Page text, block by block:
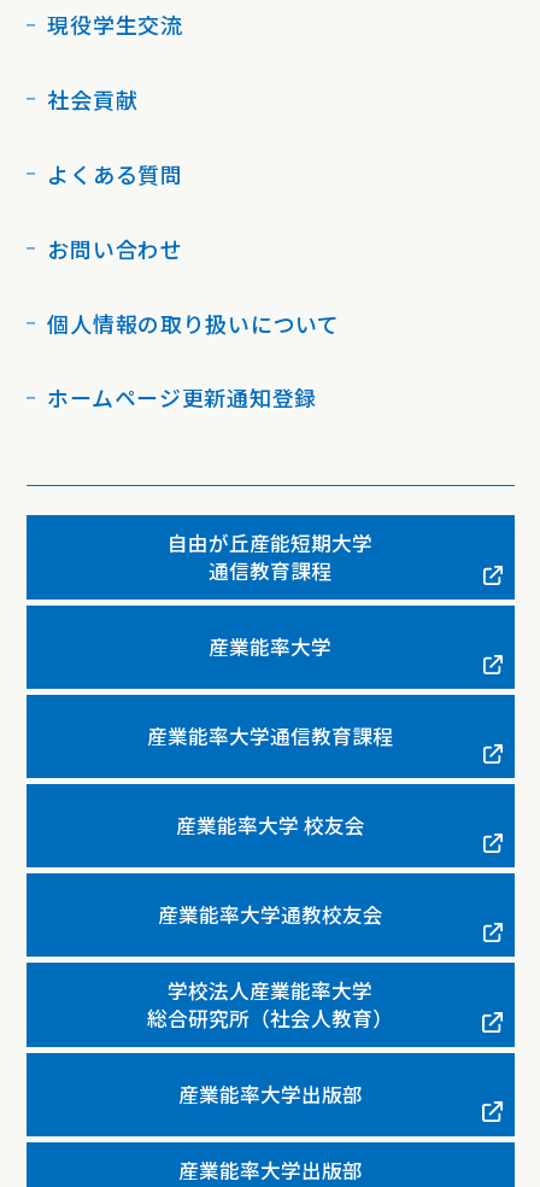
現役学生交流
社会貢献
よくある質問
お問い合わせ
個人情報の取り扱いについて
ホームページ更新通知登録
自由が丘産能短期大学
通信教育課程
産業能率大学
産業能率大学通信教育課程
産業能率大学 校友会
産業能率大学通教校友会
学校法人産業能率大学
総合研究所（社会人教育）
産業能率大学出版部
産業能率大学出版部